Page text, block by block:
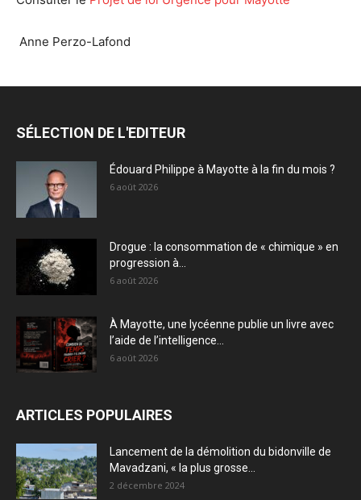
Anne Perzo-Lafond
SÉLECTION DE L'EDITEUR
Édouard Philippe à Mayotte à la fin du mois ?
6 août 2026
Drogue : la consommation de « chimique » en
progression à...
6 août 2026
À Mayotte, une lycéenne publie un livre avec
l’aide de l’intelligence...
6 août 2026
ARTICLES POPULAIRES
Lancement de la démolition du bidonville de
Mavadzani, « la plus grosse...
2 décembre 2024